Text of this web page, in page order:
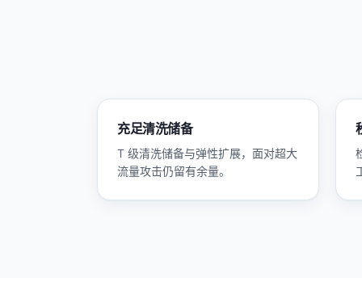
充足清洗储备
T 级清洗储备与弹性扩展，面对超大
流量攻击仍留有余量。